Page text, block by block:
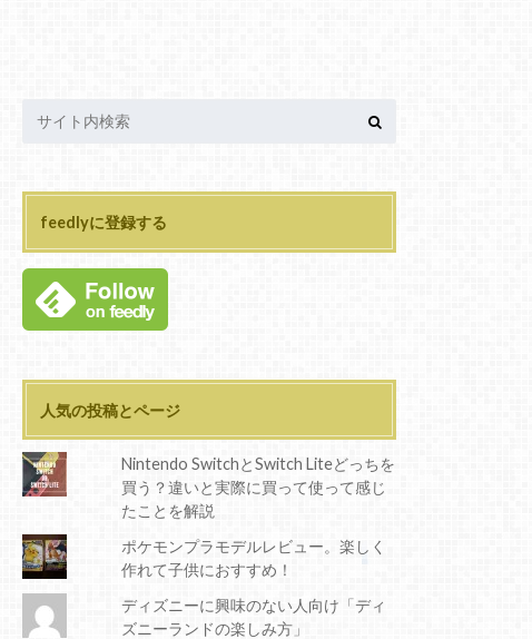
feedlyに登録する
人気の投稿とページ
Nintendo SwitchとSwitch Liteどっちを
買う？違いと実際に買って使って感じ
たことを解説
ポケモンプラモデルレビュー。楽しく
作れて子供におすすめ！
ディズニーに興味のない人向け「ディ
ズニーランドの楽しみ方」